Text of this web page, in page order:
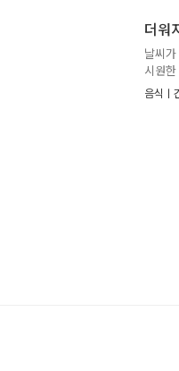
요. 샐
리에
해요.
에요.
더워
날씨
시원
을 것
중요
하고
을까
음식ㅣ